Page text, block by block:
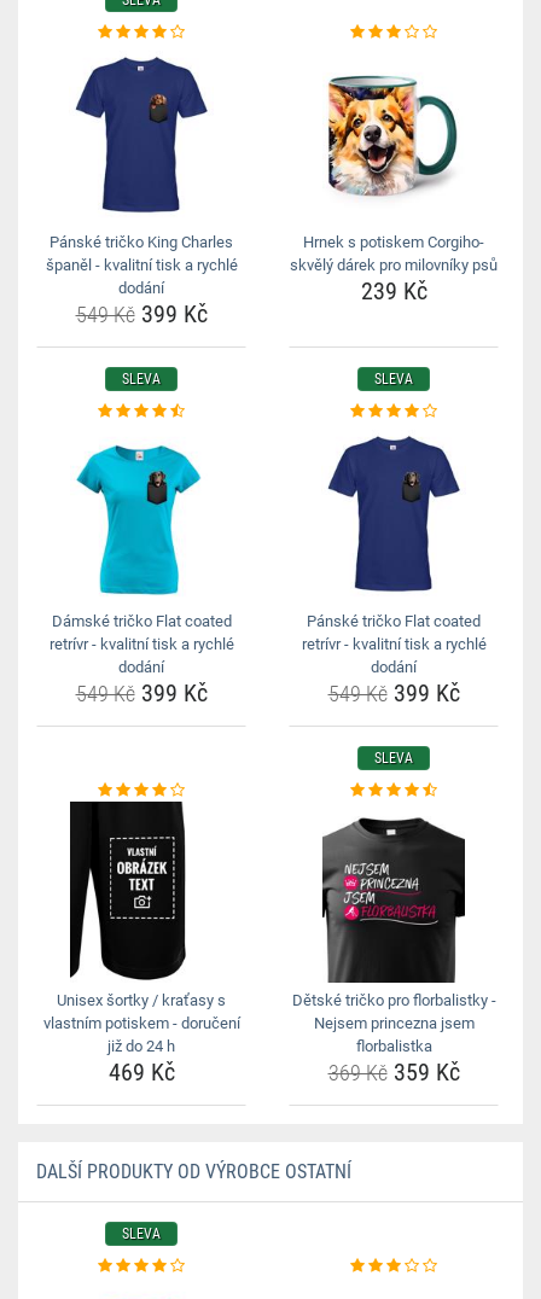
Pánské tričko King Charles
španěl - kvalitní tisk a rychlé
dodání
549 Kč399 Kč
Hrnek s potiskem Corgiho-
skvělý dárek pro milovníky psů
239 Kč
SLEVA
Dámské tričko Flat coated
retrívr - kvalitní tisk a rychlé
dodání
549 Kč399 Kč
SLEVA
Pánské tričko Flat coated
retrívr - kvalitní tisk a rychlé
dodání
549 Kč399 Kč
Unisex šortky / kraťasy s
vlastním potiskem - doručení
již do 24 h
469 Kč
SLEVA
Dětské tričko pro florbalistky -
Nejsem princezna jsem
florbalistka
369 Kč359 Kč
DALŠÍ PRODUKTY OD VÝROBCE OSTATNÍ
SLEVA